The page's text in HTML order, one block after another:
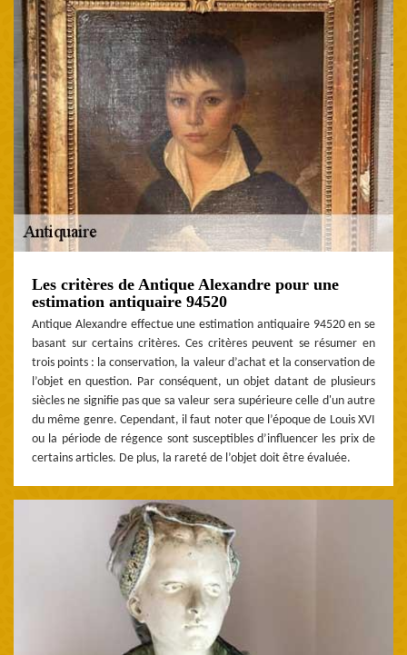
Les critères de Antique Alexandre pour une
estimation antiquaire 94520
Antique Alexandre effectue une estimation antiquaire 94520 en se
basant sur certains critères. Ces critères peuvent se résumer en
trois points : la conservation, la valeur d’achat et la conservation de
l’objet en question. Par conséquent, un objet datant de plusieurs
siècles ne signifie pas que sa valeur sera supérieure celle d'un autre
du même genre. Cependant, il faut noter que l’époque de Louis XVI
ou la période de régence sont susceptibles d’influencer les prix de
certains articles. De plus, la rareté de l’objet doit être évaluée.